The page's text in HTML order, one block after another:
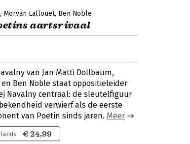
Morvan Lallouet Ben Noble
aartsrivaal
van Jan Matti Dollbaum,
Ben Noble staat oppositieleider
Navalny centraal: de sleutelfiguur
verwierf als de eerste
van Poetin sinds jaren. Meer
€ 24,99